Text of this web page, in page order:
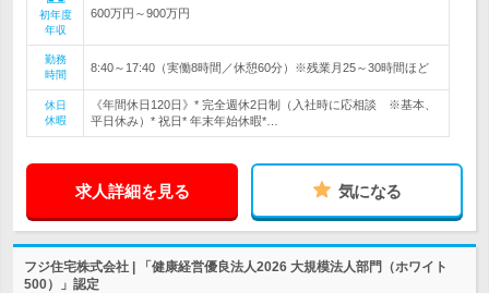
初年度
年収
600万円～900万円
勤務
時間
8:40～17:40（実働8時間／休憩60分）※残業月25～30時間ほど
休日
休暇
《年間休日120日》* 完全週休2日制（入社時に応相談 ※基本、
平日休み）* 祝日* 年末年始休暇*…
求人詳細を見る 気になる
フジ住宅株式会社 | 「健康経営優良法人2026 大規模法人部門（ホワイト
500）」認定